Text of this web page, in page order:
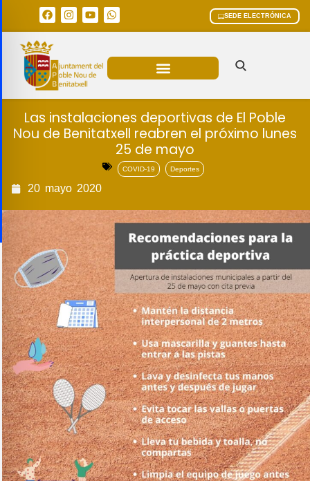
SEDE ELECTRÓNICA
Las instalaciones deportivas de El Poble
Nou de Benitatxell reabren el próximo lunes
25 de mayo
COVID-19 Deportes
20 mayo 2020